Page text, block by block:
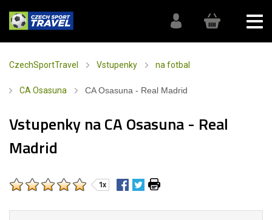
CzechSportTravel Vstupenky na fotbal
CA Osasuna CA Osasuna - Real Madrid
Vstupenky na CA Osasuna - Real
Madrid
1x